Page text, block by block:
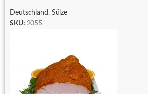
Deutschland , Sülze
SKU: 2055